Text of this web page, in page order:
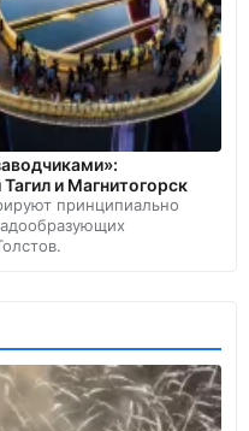
и Магнитогорск
принципиально